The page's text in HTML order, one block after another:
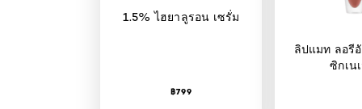
1.5% ไฮยาลูรอน เซรั่ม
฿799
ลิปแมท ลอรี
ซิกเน